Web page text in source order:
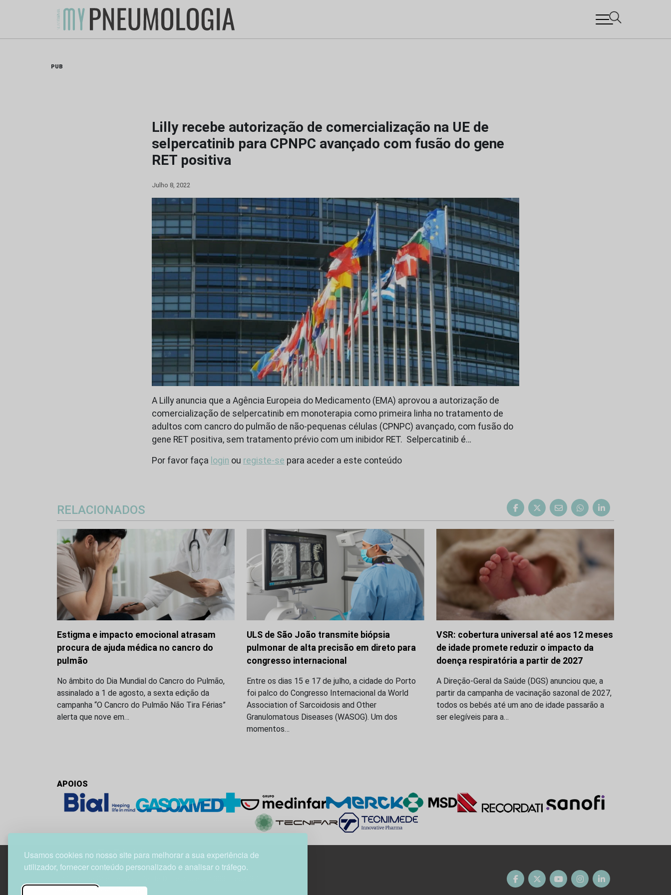
Usamos cookies no nosso site para melhorar a sua experiência de
utilizador, fornecer conteúdo personalizado e analisar o tráfego.
PUB
Lilly recebe autorização de comercialização na UE de
selpercatinib para CPNPC avançado com fusão do gene
RET positiva
Julho 8, 2022
A Lilly anuncia que a Agência Europeia do Medicamento (EMA) aprovou a autorização de
comercialização de selpercatinib em monoterapia como primeira linha no tratamento de
adultos com cancro do pulmão de não-pequenas células (CPNPC) avançado, com fusão do
gene RET positiva, sem tratamento prévio com um inibidor RET. Selpercatinib é…
Por favor faça login ou registe-se para aceder a este conteúdo
RELACIONADOS
Estigma e impacto emocional atrasam
procura de ajuda médica no cancro do
pulmão
No âmbito do Dia Mundial do Cancro do Pulmão,
assinalado a 1 de agosto, a sexta edição da
campanha “O Cancro do Pulmão Não Tira Férias”
alerta que nove em…
ULS de São João transmite biópsia
pulmonar de alta precisão em direto para
congresso internacional
Entre os dias 15 e 17 de julho, a cidade do Porto
foi palco do Congresso Internacional da World
Association of Sarcoidosis and Other
Granulomatous Diseases (WASOG). Um dos
momentos…
VSR: cobertura universal até aos 12 meses
de idade promete reduzir o impacto da
doença respiratória a partir de 2027
A Direção-Geral da Saúde (DGS) anunciou que, a
partir da campanha de vacinação sazonal de 2027,
todos os bebés até um ano de idade passarão a
ser elegíveis para a…
APOIOS
1800-282 Lisboa | Portugal